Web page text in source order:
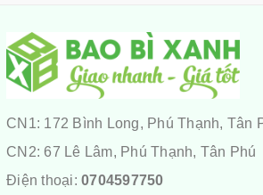
CN1: 172 Bình Long, Phú Thạnh, Tân
CN2: 67 Lê Lâm, Phú Thạnh, Tân Phú
Điện thoại: 0704597750